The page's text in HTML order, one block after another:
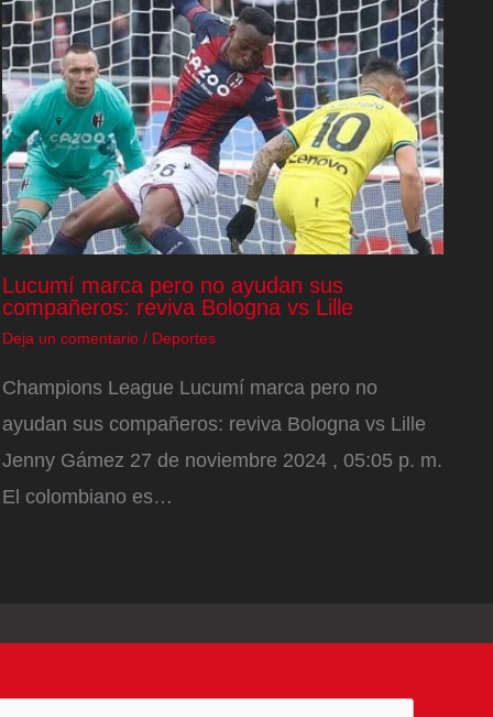
Lucumí marca pero no ayudan sus
compañeros: reviva Bologna vs Lille
Deja un comentario / Deportes
Champions League Lucumí marca pero no
ayudan sus compañeros: reviva Bologna vs Lille
Jenny Gámez 27 de noviembre 2024 , 05:05 p. m.
El colombiano es…